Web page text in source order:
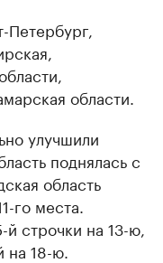
области.
улучшили
поднялась с
область
го места.
строчки на 13-ю,
на 18-ю.